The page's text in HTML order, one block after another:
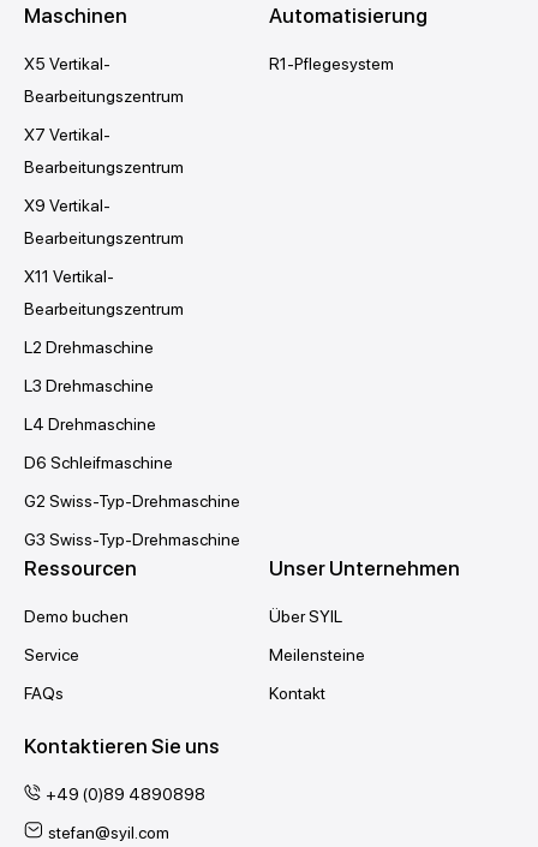
Maschinen
X5 Vertikal-
Bearbeitungszentrum
X7 Vertikal-
Bearbeitungszentrum
X9 Vertikal-
Bearbeitungszentrum
X11 Vertikal-
Bearbeitungszentrum
L2 Drehmaschine
L3 Drehmaschine
L4 Drehmaschine
D6 Schleifmaschine
G2 Swiss-Typ-Drehmaschine
G3 Swiss-Typ-Drehmaschine
Automatisierung
R1-Pflegesystem
Ressourcen
Demo buchen
Service
FAQs
Unser Unternehmen
Über SYIL
Meilensteine
Kontakt
Kontaktieren Sie uns
+49 (0)89 4890898
stefan@syil.com